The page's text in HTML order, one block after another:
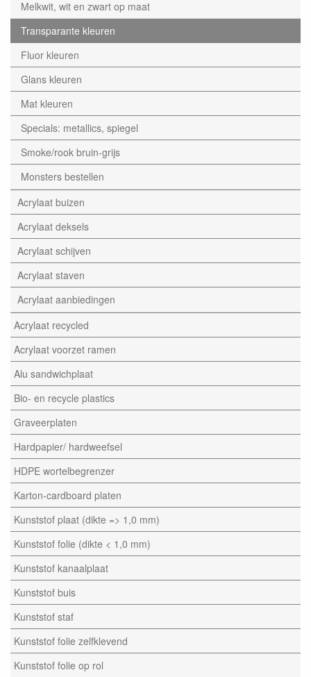
Melkwit, wit en zwart op maat
Transparante kleuren
Fluor kleuren
Glans kleuren
Mat kleuren
Specials: metallics, spiegel
Smoke/rook bruin-grijs
Monsters bestellen
Acrylaat buizen
Acrylaat deksels
Acrylaat schijven
Acrylaat staven
Acrylaat aanbiedingen
Acrylaat recycled
Acrylaat voorzet ramen
Alu sandwichplaat
Bio- en recycle plastics
Graveerplaten
Hardpapier/ hardweefsel
HDPE wortelbegrenzer
Karton-cardboard platen
Kunststof plaat (dikte => 1,0 mm)
Kunststof folie (dikte < 1,0 mm)
Kunststof kanaalplaat
Kunststof buis
Kunststof staf
Kunststof folie zelfklevend
Kunststof folie op rol